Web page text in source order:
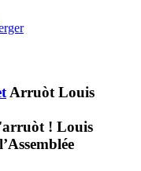
Arruòt Louis
! Louis